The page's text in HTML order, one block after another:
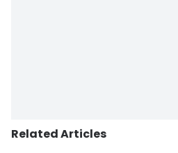
Related Articles